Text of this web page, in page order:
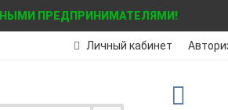
ПРЕДПРИНИМАТЕЛЯМИ!
Личный кабинет